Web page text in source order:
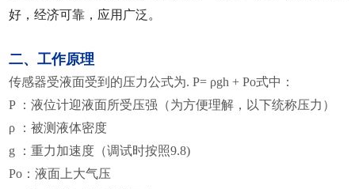
好，经济可靠，应用广泛。
二、工作原理
传感器受液面受到的压力公式为. P= ρgh + Po式中：
P ：液位计迎液面所受压强（为方便理解，以下统称压力）
ρ
：被测液体密度
g
：重力加速度（调试时按照9.8)
Po ：液面上大气压